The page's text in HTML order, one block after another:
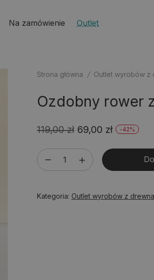
ToggleNa zamówienie Outlet
Strona główna / Outlet wyrobów z
Ozdobny rower
119,00zł Pierwotna
cena
wynosiła:
69,00 złAktualna
cena
wynosi:
-42%
ilość
Ozdobny
z
Kategoria: Outlet wyrobów z drewna